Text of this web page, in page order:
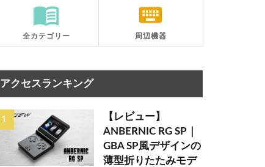
menu_book
全カテゴリー
keyboard
周辺機器
アクセスランキング
【レビュー】
ANBERNIC RG SP｜
GBA SP風デザインの
薄型折りたたみモデ